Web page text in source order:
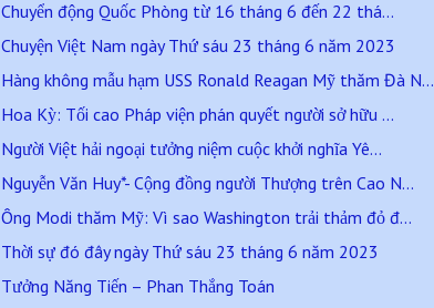
Chuyển động Quốc Phòng từ 16 tháng 6 đến 22 thá...
Chuyện Việt Nam ngày Thứ sáu 23 tháng 6 năm 2023
Hàng không mẫu hạm USS Ronald Reagan Mỹ thăm Đà N...
Hoa Kỳ: Tối cao Pháp viện phán quyết người sở hữu ...
Người Việt hải ngoại tưởng niệm cuộc khởi nghĩa Yê...
Nguyễn Văn Huy*- Cộng đồng người Thượng trên Cao N...
Ông Modi thăm Mỹ: Vì sao Washington trải thảm đỏ đ...
Thời sự đó đây ngày Thứ sáu 23 tháng 6 năm 2023
Tưởng Năng Tiến – Phan Thắng Toán